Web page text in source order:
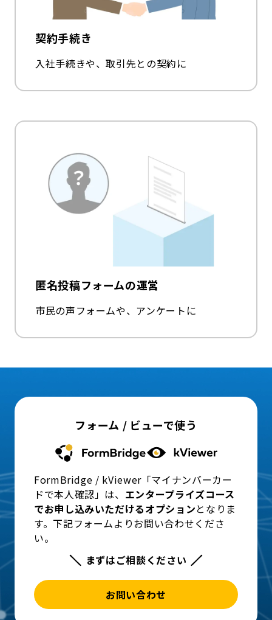
契約手続き
入社手続きや、取引先との契約に
匿名投稿フォームの運営
市民の声フォームや、アンケートに
フォーム / ビューで使う
FormBridge / kViewer「マイナンバーカー
ドで本人確認」は、 エンタープライズコース
でお申し込みいただけるオプションとなりま
す。下記フォームよりお問い合わせくださ
い。
まずはご相談ください
お問い合わせ